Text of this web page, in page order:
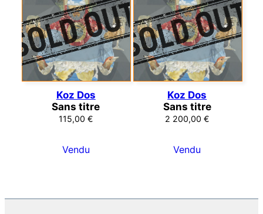
Koz Dos
Sans titre
115,00 €
Vendu
Koz Dos
Sans titre
2 200,00 €
Vendu